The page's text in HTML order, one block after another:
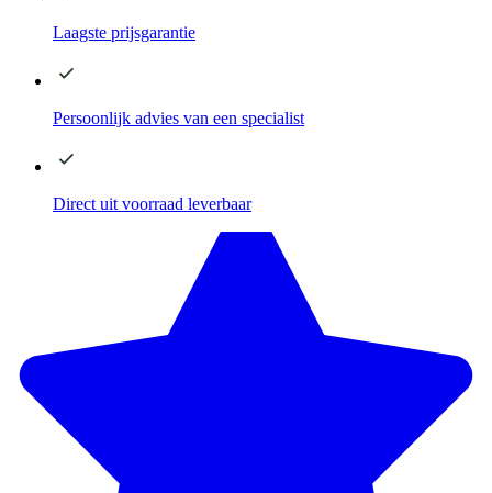
Laagste prijsgarantie
Persoonlijk advies van een specialist
Direct uit voorraad leverbaar